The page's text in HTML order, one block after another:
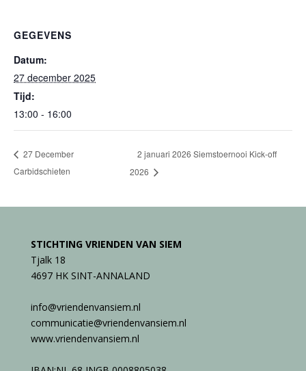
GEGEVENS
Datum:
27 december 2025
Tijd:
13:00 - 16:00
27 December
Carbidschieten
2 januari 2026 Siemstoernooi Kick-off
2026
STICHTING VRIENDEN VAN SIEM
Tjalk 18
4697 HK SINT-ANNALAND
info@vriendenvansiem.nl
communicatie@vriendenvansiem.nl
www.vriendenvansiem.nl